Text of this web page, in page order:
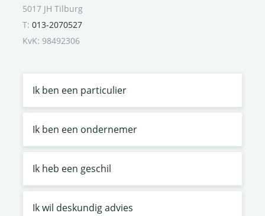
5017 JH Tilburg
T: 013-2070527
KvK: 98492306
Ik ben een particulier
Ik ben een ondernemer
Ik heb een geschil
Ik wil deskundig advies